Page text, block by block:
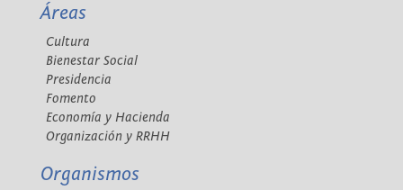
Áreas
Cultura
Bienestar Social
Presidencia
Fomento
Economía y Hacienda
Organización y RRHH
Organismos